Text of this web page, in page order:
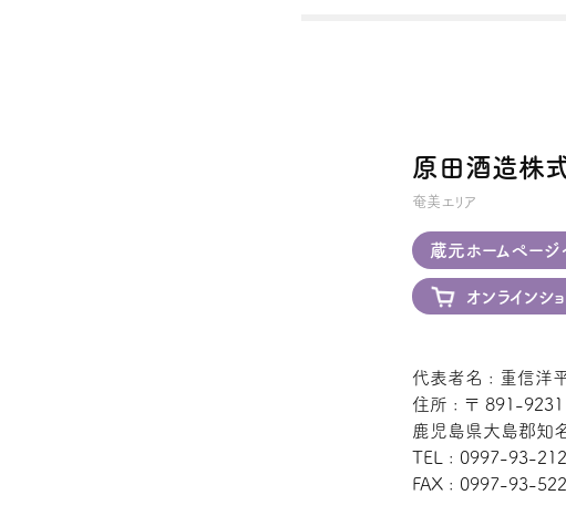
原田酒造株
奄美エリア
蔵元ホームページ
オンラインシ
代表者名 : 重信洋
住所 : 〒 891-9231
鹿児島県大島郡知
TEL : 0997-93-
FAX : 0997-93-